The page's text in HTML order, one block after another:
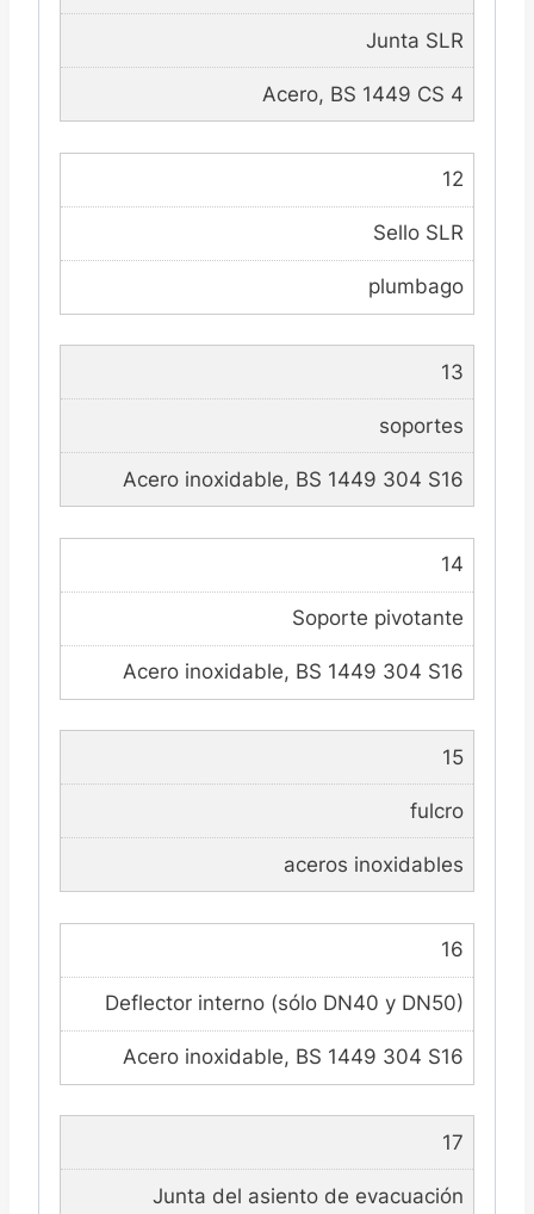
Junta SLR
Acero, BS 1449 CS 4
12
Sello SLR
plumbago
13
soportes
Acero inoxidable, BS 1449 304 S16
14
Soporte pivotante
Acero inoxidable, BS 1449 304 S16
15
fulcro
aceros inoxidables
16
Deflector interno (sólo DN40 y DN50)
Acero inoxidable, BS 1449 304 S16
17
Junta del asiento de evacuación